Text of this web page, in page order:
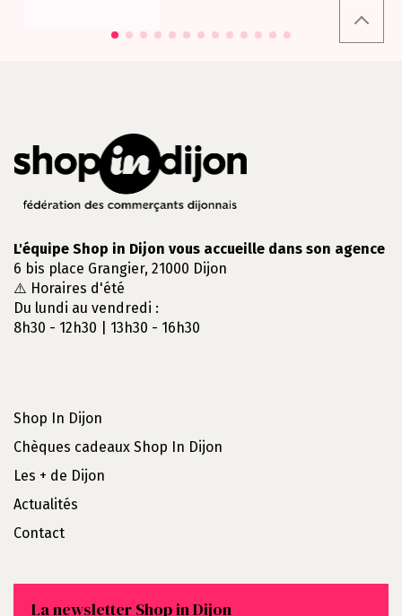
L'équipe Shop in Dijon vous accueille dans son agence
6 bis place Grangier, 21000 Dijon
⚠️ Horaires d'été
Du lundi au vendredi :
8h30 - 12h30 | 13h30 - 16h30
Shop In Dijon
Chèques cadeaux Shop In Dijon
Les + de Dijon
Actualités
Contact
La newsletter Shop in Dijon